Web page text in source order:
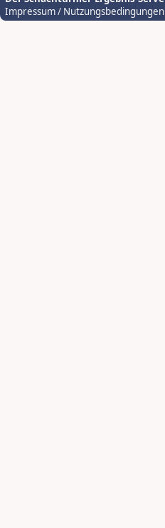
Impressum / Nutzungsbedingungen